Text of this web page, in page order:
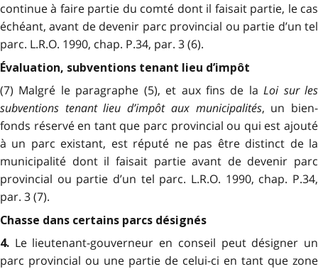
continue à faire partie du comté dont il faisait partie, le cas
échéant, avant de devenir parc provincial ou partie d’un tel
parc. L.R.O. 1990, chap. P.34, par. 3 (6).
Évaluation, subventions tenant lieu d’impôt
(7) Malgré le paragraphe (5), et aux fins de laLoi sur les
subventions tenant lieu d’impôt aux municipalités, un bien-
fonds réservé en tant que parc provincial ou qui est ajouté
à un parc existant, est réputé ne pas être distinct de la
municipalité dont il faisait partie avant de devenir parc
provincial ou partie d’un tel parc. L.R.O. 1990, chap. P.34,
par. 3 (7).
Chasse dans certains parcs désignés
4. Le lieutenant-gouverneur en conseil peut désigner un
parc provincial ou une partie de celui-ci en tant que zone